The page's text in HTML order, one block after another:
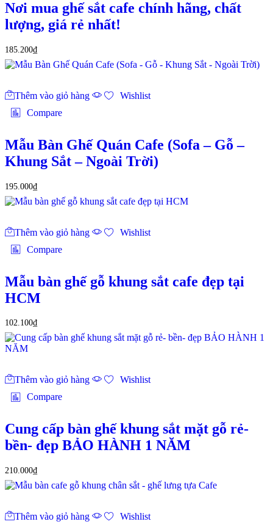
Nơi mua ghế sắt cafe chính hãng, chất
lượng, giá rẻ nhất!
185.200₫
Thêm vào giỏ hàng
Wishlist
Compare
Mẫu Bàn Ghế Quán Cafe (Sofa – Gỗ –
Khung Sắt – Ngoài Trời)
195.000₫
Thêm vào giỏ hàng
Wishlist
Compare
Mẫu bàn ghế gỗ khung sắt cafe đẹp tại
HCM
102.100₫
Thêm vào giỏ hàng
Wishlist
Compare
Cung cấp bàn ghế khung sắt mặt gỗ rẻ-
bền- đẹp BẢO HÀNH 1 NĂM
210.000₫
Thêm vào giỏ hàng
Wishlist